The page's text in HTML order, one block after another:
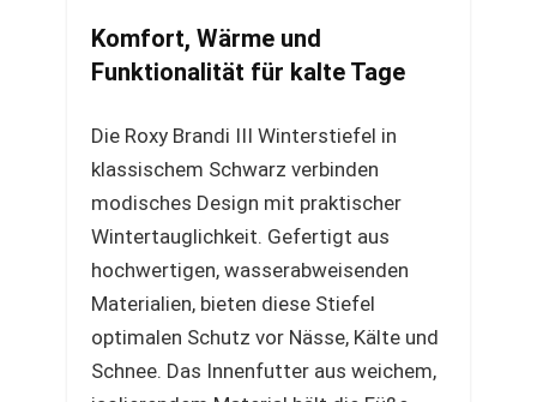
Komfort, Wärme und
Funktionalität für kalte Tage
Die Roxy Brandi III Winterstiefel in
klassischem Schwarz verbinden
modisches Design mit praktischer
Wintertauglichkeit. Gefertigt aus
hochwertigen, wasserabweisenden
Materialien, bieten diese Stiefel
optimalen Schutz vor Nässe, Kälte und
Schnee. Das Innenfutter aus weichem,